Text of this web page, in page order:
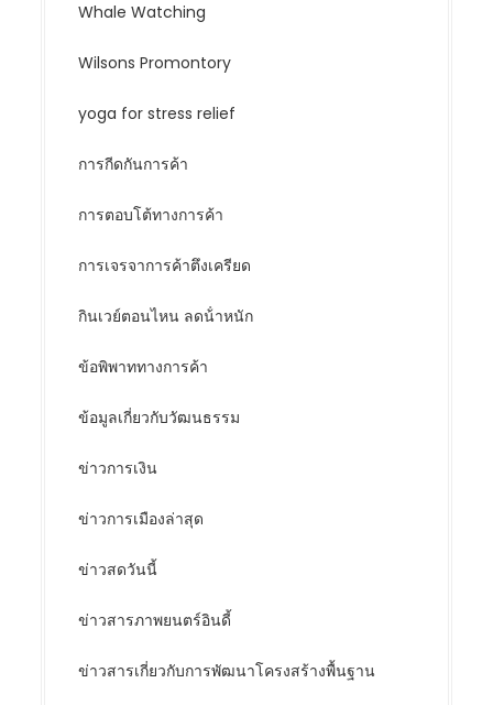
Whale Watching
Wilsons Promontory
yoga for stress relief
การกีดกันการค้า
การตอบโต้ทางการค้า
การเจรจาการค้าตึงเครียด
กินเวย์ตอนไหน ลดน้ําหนัก
ข้อพิพาททางการค้า
ข้อมูลเกี่ยวกับวัฒนธรรม
ข่าวการเงิน
ข่าวการเมืองล่าสุด
ข่าวสดวันนี้
ข่าวสารภาพยนตร์อินดี้
ข่าวสารเกี่ยวกับการพัฒนาโครงสร้างพื้นฐาน